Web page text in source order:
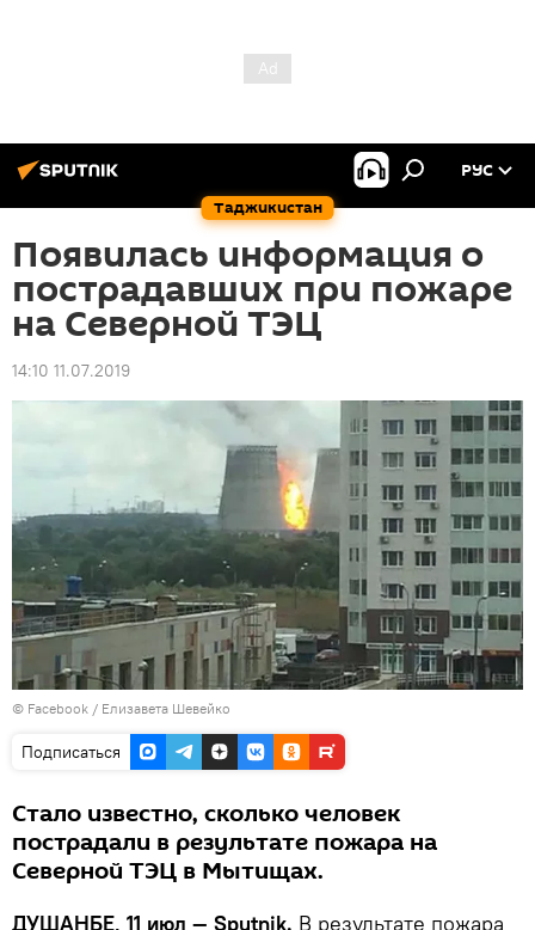
Таджикистан
РУС
Появилась информация о
пострадавших при пожаре
на Северной ТЭЦ
14:10 11.07.2019
© Facebook / Елизавета Шевейко
Подписаться
Стало известно, сколько человек
пострадали в результате пожара на
Северной ТЭЦ в Мытищах.
ДУШАНБЕ, 11 июл — Sputnik. В результате пожара